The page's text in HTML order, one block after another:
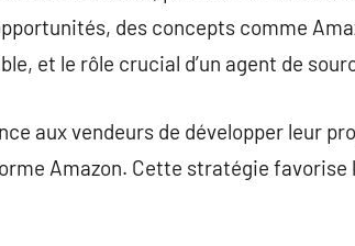
des concepts comme
et le rôle crucial d’un agent de
aux vendeurs de développer leur
Amazon. Cette stratégie